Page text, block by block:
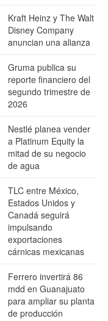
Kraft Heinz y The Walt
Disney Company
anuncian una alianza
Gruma publica su
reporte financiero del
segundo trimestre de
2026
Nestlé planea vender
a Platinum Equity la
mitad de su negocio
de agua
TLC entre México,
Estados Unidos y
Canadá seguirá
impulsando
exportaciones
cárnicas mexicanas
Ferrero invertirá 86
mdd en Guanajuato
para ampliar su planta
de producción